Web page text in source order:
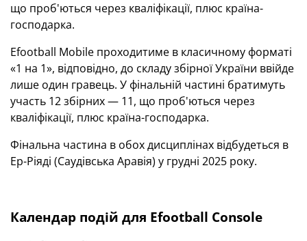
що проб'ються через кваліфікації, плюс країна-
господарка.
Efootball Mobile проходитиме в класичному форматі
«1 на 1», відповідно, до складу збірної України ввійде
лише один гравець. У фінальній частині братимуть
участь 12 збірних — 11, що проб'ються через
кваліфікації, плюс країна-господарка.
Фінальна частина в обох дисциплінах відбудеться в
Ер-Ріяді (Саудівська Аравія) у грудні 2025 року.
Календар подій для Efootball Console